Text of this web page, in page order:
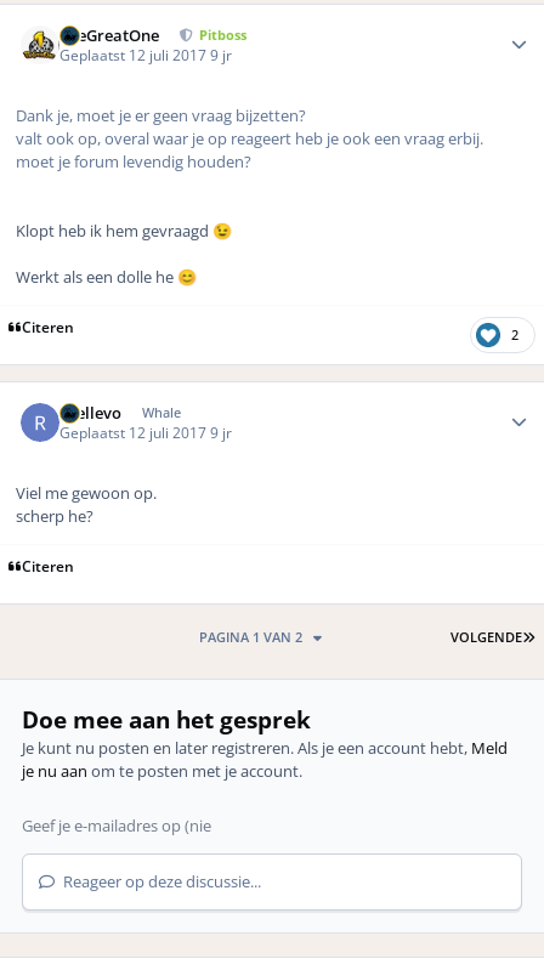
TheGreatOne Pitboss
Geplaatst 12 juli 20179 jr
Dank je, moet je er geen vraag bijzetten?
valt ook op, overal waar je op reageert heb je ook een vraag erbij.
moet je forum levendig houden?
Klopt heb ik hem gevraagd 😉
Werkt als een dolle he 😊
Citeren 2
rhellevo Whale
Geplaatst 12 juli 20179 jr
Viel me gewoon op.
scherp he?
Citeren
VOLGENDE
PAGINA 1 VAN 2
Doe mee aan het gesprek
Je kunt nu posten en later registreren. Als je een account hebt, Meld
je nu aan om te posten met je account.
Reageer op deze discussie...